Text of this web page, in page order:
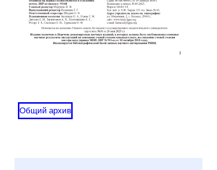
Общий архив